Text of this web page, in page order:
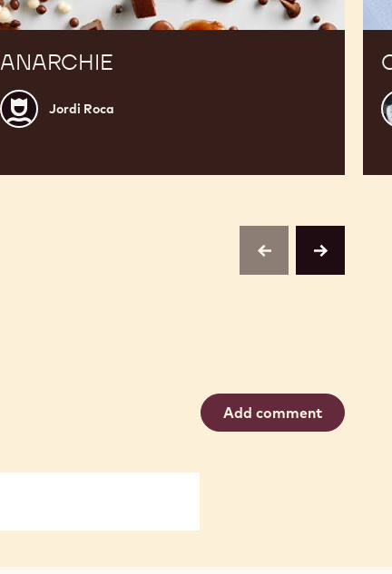
ANARCHIE
Jordi
Roca
Jordi Roca
previousnext
Add comment